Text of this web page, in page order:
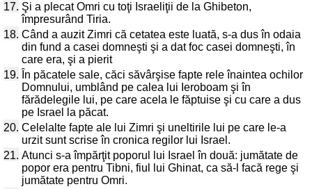
17. Şi a plecat Omri cu toţi Israeliţii de la Ghibeton,
împresurând Tiria.
18. Când a auzit Zimri că cetatea este luată, s-a dus în odaia
din fund a casei domneşti şi a dat foc casei domneşti, în
care era, şi a pierit
19. În păcatele sale, căci săvârşise fapte rele înaintea ochilor
Domnului, umblând pe calea lui Ieroboam şi în
fărădelegile lui, pe care acela le făptuise şi cu care a dus
pe Israel la păcat.
20. Celelalte fapte ale lui Zimri şi uneltirile lui pe care le-a
urzit sunt scrise în cronica regilor lui Israel.
21. Atunci s-a împărţit poporul lui Israel în două: jumătate de
popor era pentru Tibni, fiul lui Ghinat, ca să-l facă rege şi
jumătate pentru Omri.